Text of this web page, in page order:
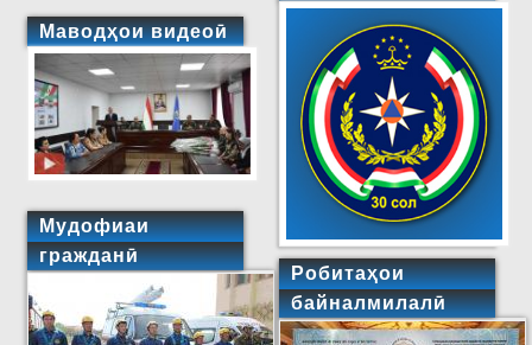
Маводҳои видеоӣ
Мудофиаи
гражданӣ
Робитаҳои
байналмилалӣ